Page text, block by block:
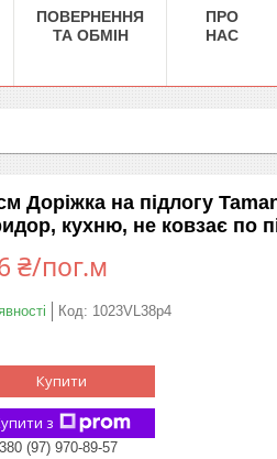
ПОВЕРНЕННЯ
ТА ОБМІН
ПРО
НАС
Доріжка на підлогу
кухню, не ковзає по
₴/пог.м
Код: 1023VL38p4
Купити
з
(97) 970-89-57